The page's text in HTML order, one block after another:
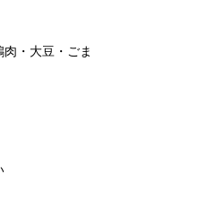
・大豆・ごま